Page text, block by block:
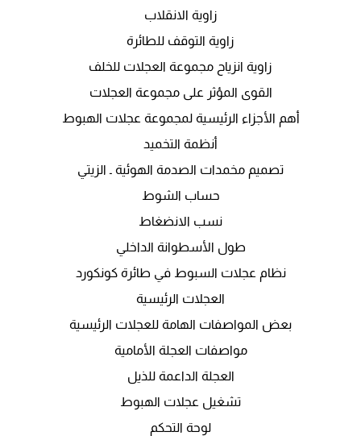
زاوية الانقلاب
زاوية التوقف للطائرة
زاوية انزياح مجموعة العجلات للخلف
القوى المؤثر على مجموعة العجلات
أهم الأجزاء الرئيسية لمجموعة عجلات الهبوط
أنظمة التخميد
تصميم مخمدات الصدمة الهوئية ـ الزيتي
حساب الشوط
نسب الانضغاط
طول الأسطوانة الداخلي
نظام عجلات السبوط في طائرة كونكورد
العجلات الرئيسية
بعض المواصفات الهامة للعجلات الرئيسية
مواصفات العجلة الأمامية
العجلة الداعمة للذيل
تشغيل عجلات الهبوط
لوحة التحكم